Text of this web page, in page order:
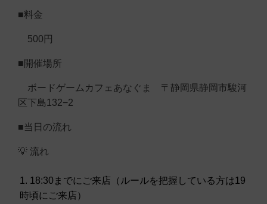
■料金
500円
■開催場所
ボードゲームカフェあなぐま 〒静岡県静岡市駿河
区下島132−2
■当日の流れ
💡 流れ
18:30までにご来店（ルールを把握している方は19
時頃にご来店）